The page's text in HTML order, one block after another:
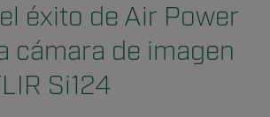
éxito de Air Power
cámara de imagen
Si124